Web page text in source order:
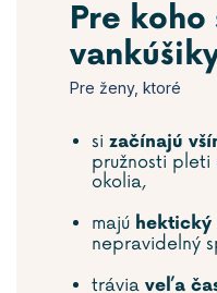
Pre
Pre ženy, ktoré
si začínajú
pružnosti pleti
okolia,
majú hektický
nepravidelný
trávia veľa